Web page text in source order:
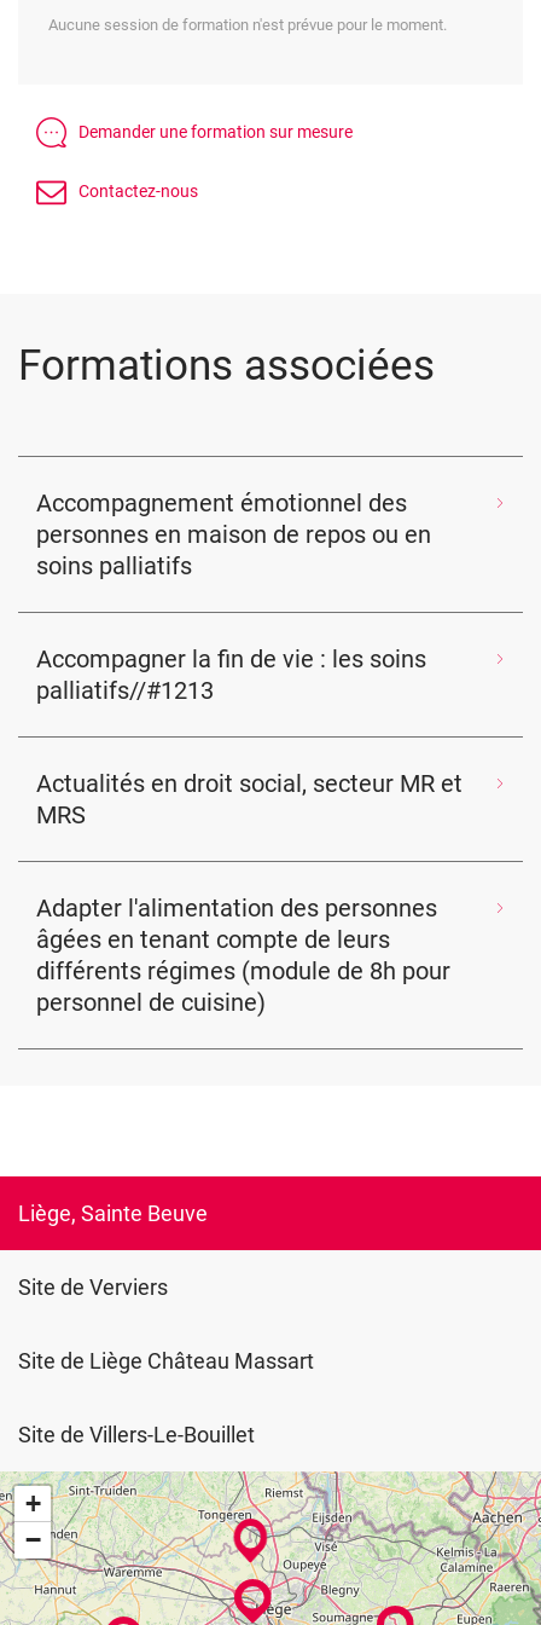
Aucune session de formation n'est prévue pour le moment.
Formations associées
Accompagnement émotionnel des
personnes en maison de repos ou en
soins palliatifs
Accompagner la fin de vie : les soins
palliatifs//#1213
Actualités en droit social, secteur MR et
MRS
Adapter l'alimentation des personnes
âgées en tenant compte de leurs
différents régimes (module de 8h pour
personnel de cuisine)
+
−
Liège, Sainte Beuve
Site de Verviers
Site de Liège Château Massart
Site de Villers-Le-Bouillet